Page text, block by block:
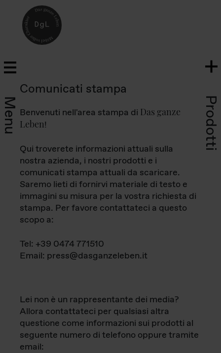
Menu Prodotti
Comunicati stampa
Benvenuti nell'area stampa di Das ganze
Leben!
Qui troverete informazioni attuali sulla
nostra azienda, i nostri prodotti e i
comunicati stampa attuali da scaricare.
Saremo lieti di fornirvi materiale di testo e
immagini su misura per la vostra richiesta di
stampa. Per favore contattateci a questo
scopo a:
Tel: +39 0474 771510
Email: press@dasganzeleben.it
Lei non è un rappresentante dei media?
Allora contattateci per qualsiasi altra
questione come informazioni sui prodotti al
seguente numero di telefono oppure tramite
email: